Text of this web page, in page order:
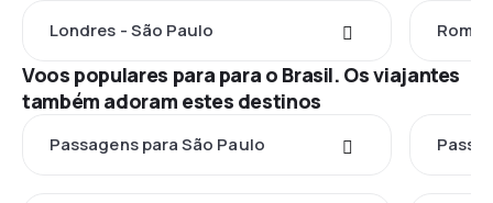
Londres - São Paulo Roma
Voos populares para para o Brasil. Os viajantes
também adoram estes destinos
Passagens para São Paulo